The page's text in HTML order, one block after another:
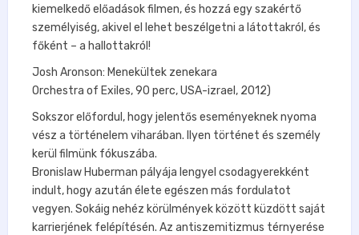
kiemelkedő előadások filmen, és hozzá egy szakértő
személyiség, akivel el lehet beszélgetni a látottakról, és
főként – a hallottakról!
Josh Aronson: Menekültek zenekara
Orchestra of Exiles, 90 perc, USA-izrael, 2012)
Sokszor előfordul, hogy jelentős eseményeknek nyoma
vész a történelem viharában. Ilyen történet és személy
kerül filmünk fókuszába.
Bronislaw Huberman pályája lengyel csodagyerekként
indult, hogy azután élete egészen más fordulatot
vegyen. Sokáig nehéz körülmények között küzdött saját
karrierjének felépítésén. Az antiszemitizmus térnyerése